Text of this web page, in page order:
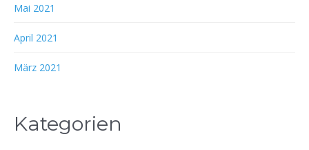
Mai 2021
April 2021
März 2021
Kategorien